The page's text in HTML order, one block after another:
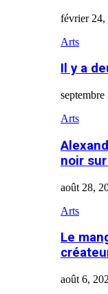
février 24,
Arts
Il y a
Arts
noir
août 28,
Arts
Le
août 6,